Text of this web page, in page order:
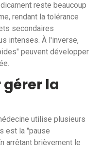
reste beaucoup
rendant la tolérance
secondaires
intenses. À l'inverse,
peuvent développer
la
utilise plusieurs
est la "pause
arrêtant brièvement le